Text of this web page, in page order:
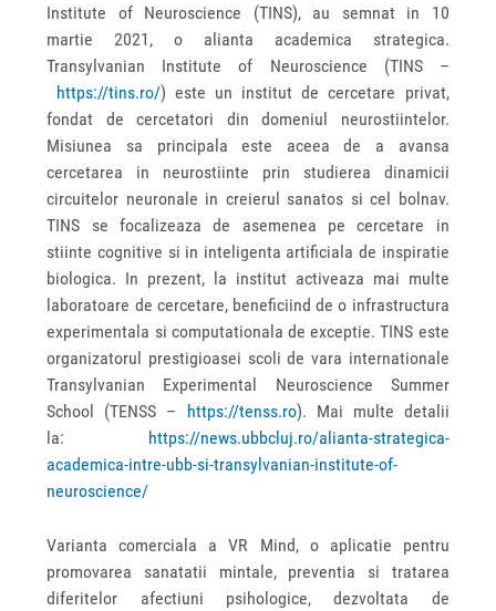
Institute of Neuroscience (TINS), au semnat in 10
martie 2021, o alianta academica strategica.
Transylvanian Institute of Neuroscience (TINS –
https://tins.ro/) este un institut de cercetare privat,
fondat de cercetatori din domeniul neurostiintelor.
Misiunea sa principala este aceea de a avansa
cercetarea in neurostiinte prin studierea dinamicii
circuitelor neuronale in creierul sanatos si cel bolnav.
TINS se focalizeaza de asemenea pe cercetare in
stiinte cognitive si in inteligenta artificiala de inspiratie
biologica. In prezent, la institut activeaza mai multe
laboratoare de cercetare, beneficiind de o infrastructura
experimentala si computationala de exceptie. TINS este
organizatorul prestigioasei scoli de vara internationale
Transylvanian Experimental Neuroscience Summer
School (TENSS – https://tenss.ro). Mai multe detalii
la: https://news.ubbcluj.ro/alianta-strategica-
academica-intre-ubb-si-transylvanian-institute-of-
neuroscience/
Varianta comerciala a VR Mind, o aplicatie pentru
promovarea sanatatii mintale, preventia si tratarea
diferitelor afectiuni psihologice, dezvoltata de